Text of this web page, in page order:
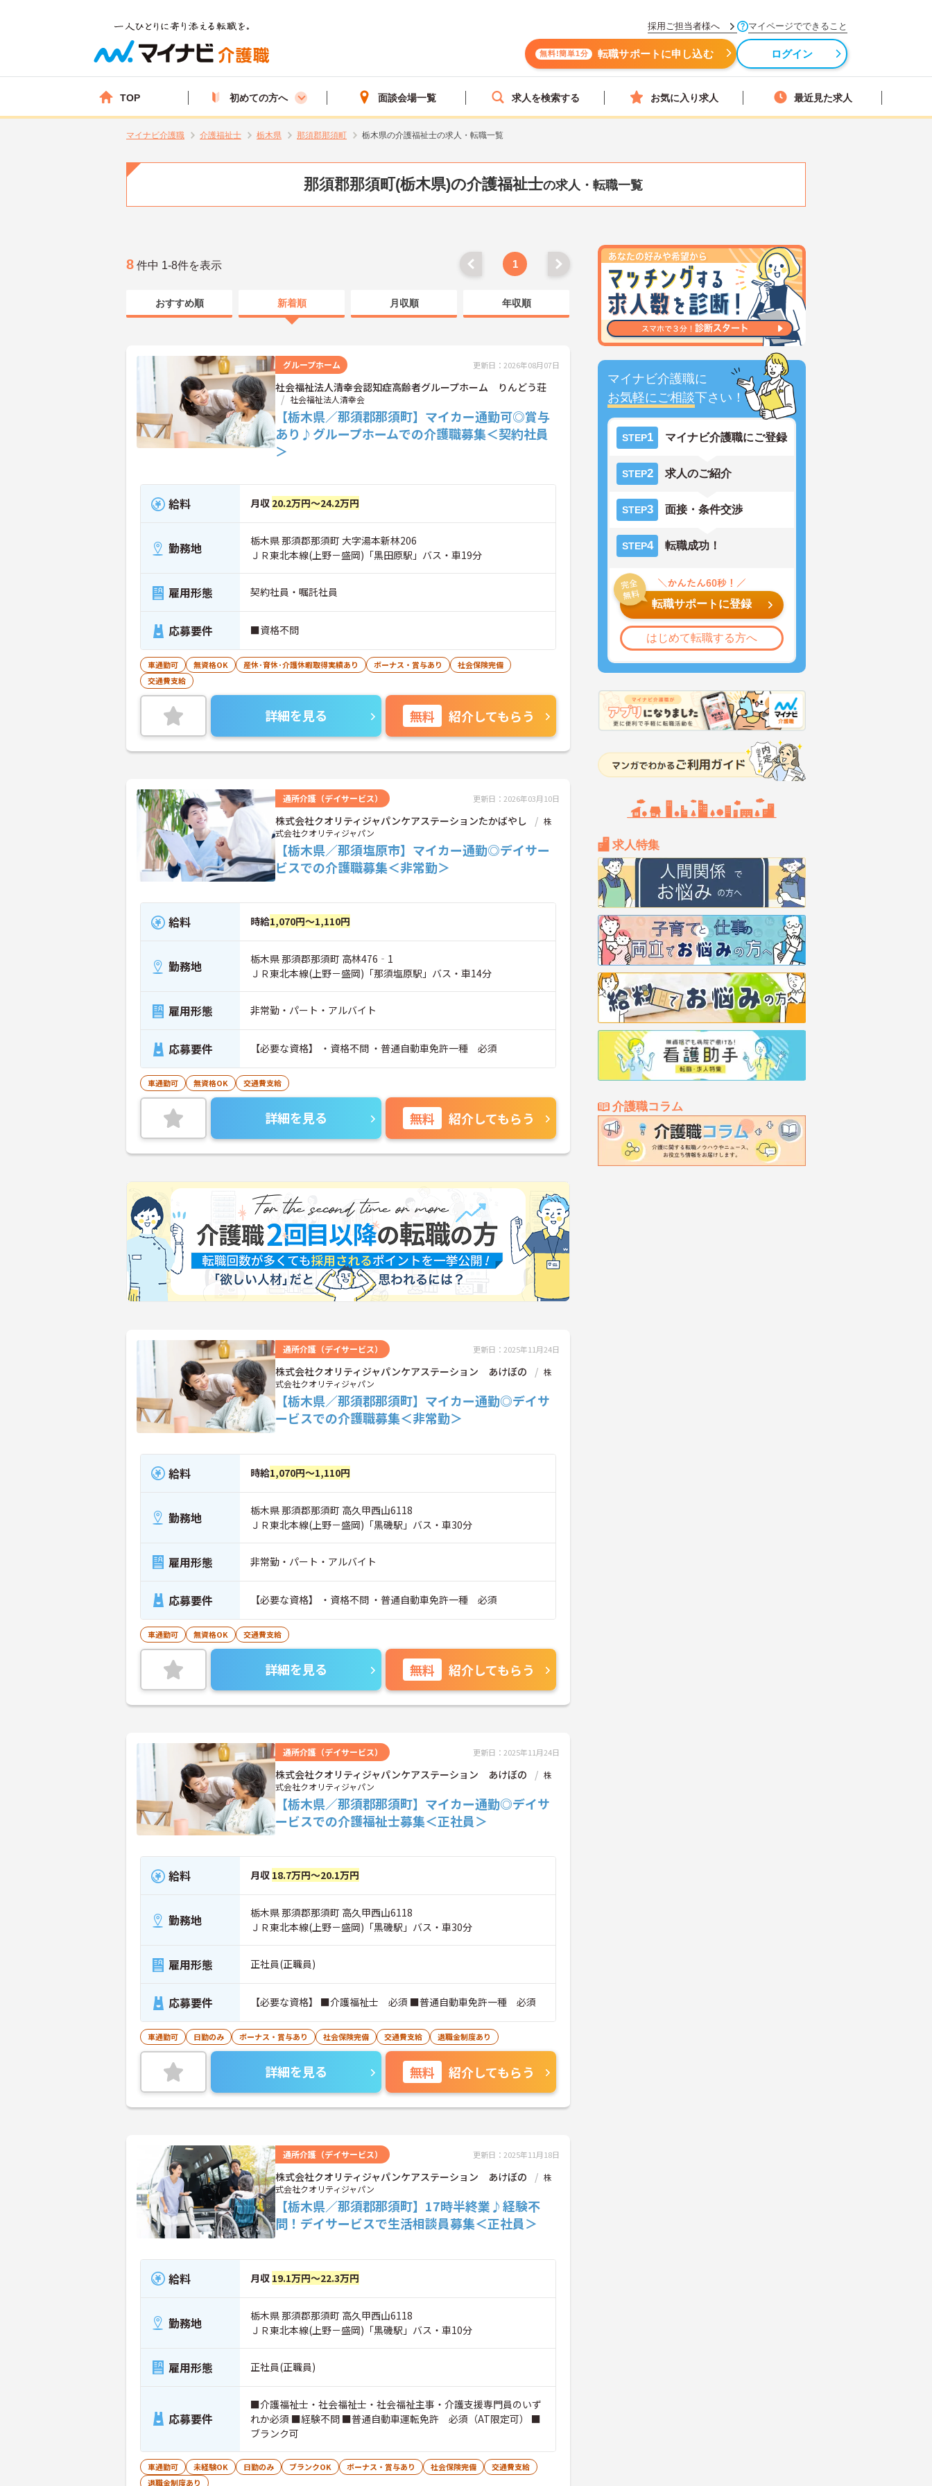
採用ご担当者様へ マイページでできること
無料!簡単1分 転職サポートに申し込む ログイン
TOP 初めての方へ 面談会場一覧 求人を検索する お気に入り求人 最近見た求人
マイナビ介護職 介護福祉士 栃木県 那須郡那須町 栃木県の介護福祉士の求人・転職一覧
那須郡那須町(栃木県)の介護福祉士の求人・転職一覧
マイナビ介護職に
お気軽にご相談下さい！
STEP1 マイナビ介護職にご登録
STEP2 求人のご紹介
STEP3 面接・条件交渉
STEP4 転職成功！
転職サポートに登録
はじめて転職する方へ
求人特集
介護職コラム
8 件中 1-8件を表示 1
おすすめ順 新着順 月収順 年収順
グループホーム 更新日：2026年08月07日
社会福祉法人清幸会認知症高齢者グループホーム りんどう荘
社会福祉法人清幸会
【栃木県／那須郡那須町】マイカー通勤可◎賞与
あり♪グループホームでの介護職募集＜契約社員
＞
給料 月収 20.2万円～24.2万円
勤務地
栃木県 那須郡那須町 大字湯本新林206
ＪＲ東北本線(上野－盛岡)「黒田原駅」バス・車19分
雇用形態 契約社員・嘱託社員
応募要件 ■資格不問
車通勤可 無資格OK 産休･育休･介護休暇取得実績あり ボーナス・賞与あり
社会保険完備
交通費支給
詳細を見る 無料 紹介してもらう
通所介護（デイサービス） 更新日：2026年03月10日
株式会社クオリティジャパンケアステーションたかばやし
株
式会社クオリティジャパン
【栃木県／那須塩原市】マイカー通勤◎デイサー
ビスでの介護職募集＜非常勤＞
給料 時給1,070円～1,110円
勤務地
栃木県 那須郡那須町 高林476‐1
ＪＲ東北本線(上野－盛岡)「那須塩原駅」バス・車14分
雇用形態 非常勤・パート・アルバイト
応募要件 【必要な資格】 ・資格不問 ・普通自動車免許一種 必須
車通勤可 無資格OK 交通費支給
詳細を見る 無料 紹介してもらう
通所介護（デイサービス） 更新日：2025年11月24日
株式会社クオリティジャパンケアステーション あけぼの
株
式会社クオリティジャパン
【栃木県／那須郡那須町】マイカー通勤◎デイサ
ービスでの介護職募集＜非常勤＞
給料 時給1,070円～1,110円
勤務地
栃木県 那須郡那須町 高久甲西山6118
ＪＲ東北本線(上野－盛岡)「黒磯駅」バス・車30分
雇用形態 非常勤・パート・アルバイト
応募要件 【必要な資格】 ・資格不問 ・普通自動車免許一種 必須
車通勤可 無資格OK 交通費支給
詳細を見る 無料 紹介してもらう
通所介護（デイサービス） 更新日：2025年11月24日
株式会社クオリティジャパンケアステーション あけぼの
株
式会社クオリティジャパン
【栃木県／那須郡那須町】マイカー通勤◎デイサ
ービスでの介護福祉士募集＜正社員＞
給料 月収 18.7万円～20.1万円
勤務地
栃木県 那須郡那須町 高久甲西山6118
ＪＲ東北本線(上野－盛岡)「黒磯駅」バス・車30分
雇用形態 正社員(正職員)
応募要件 【必要な資格】 ■介護福祉士 必須 ■普通自動車免許一種 必須
車通勤可 日勤のみ ボーナス・賞与あり 社会保険完備 交通費支給 退職金制度あり
詳細を見る 無料 紹介してもらう
通所介護（デイサービス） 更新日：2025年11月18日
株式会社クオリティジャパンケアステーション あけぼの
株
式会社クオリティジャパン
【栃木県／那須郡那須町】17時半終業♪経験不
問！デイサービスで生活相談員募集＜正社員＞
給料 月収 19.1万円～22.3万円
勤務地
栃木県 那須郡那須町 高久甲西山6118
ＪＲ東北本線(上野－盛岡)「黒磯駅」バス・車10分
雇用形態 正社員(正職員)
応募要件
■介護福祉士・社会福祉士・社会福祉主事・介護支援専門員のいず
れか必須 ■経験不問 ■普通自動車運転免許 必須（AT限定可） ■
ブランク可
車通勤可 未経験OK 日勤のみ ブランクOK ボーナス・賞与あり 社会保険完備
交通費支給
退職金制度あり